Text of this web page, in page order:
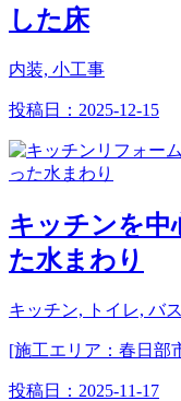
した床
内装, 小工事
投稿日： 2025-12-15
キッチンを中
た水まわり
キッチン, トイレ, バ
[施工エリア：春日部
投稿日： 2025-11-17